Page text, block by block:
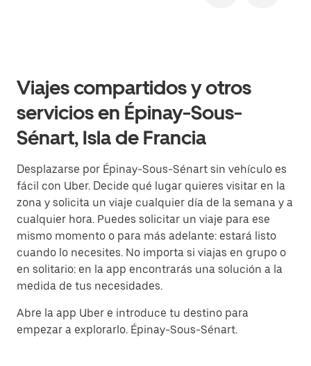
Viajes compartidos y otros
servicios en Épinay-Sous-
Sénart, Isla de Francia
Desplazarse por Épinay-Sous-Sénart sin vehículo es
fácil con Uber. Decide qué lugar quieres visitar en la
zona y solicita un viaje cualquier día de la semana y a
cualquier hora. Puedes solicitar un viaje para ese
mismo momento o para más adelante: estará listo
cuando lo necesites. No importa si viajas en grupo o
en solitario: en la app encontrarás una solución a la
medida de tus necesidades.
Abre la app Uber e introduce tu destino para
empezar a explorarlo. Épinay-Sous-Sénart.